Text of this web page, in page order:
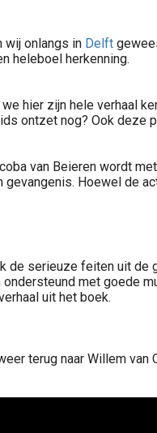
wij onlangs in Delft
heleboel herkenning.
hier zijn hele verhaal
ontzet nog? Ook deze
van Beieren wordt
Hoewel de
de serieuze feiten uit
met goede
uit het boek.
terug naar Willem van